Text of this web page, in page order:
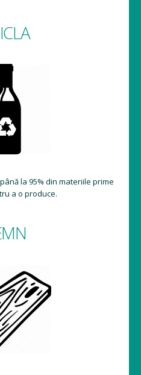
la 95% din materiile prime
a o produce.